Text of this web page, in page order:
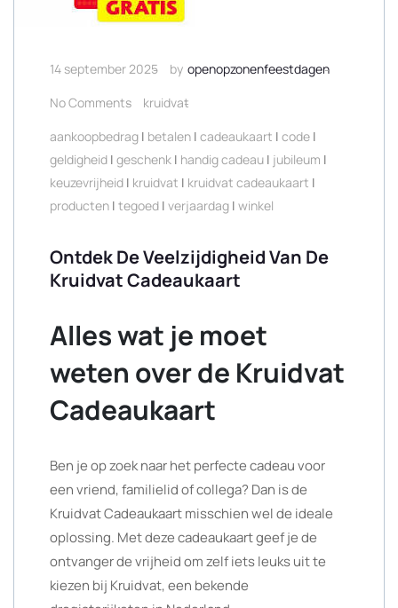
14 september 2025 by openopzonenfeestdagen
No Comments
kruidvat
aankoopbedrag | betalen | cadeaukaart | code |
geldigheid | geschenk | handig cadeau | jubileum |
keuzevrijheid | kruidvat | kruidvat cadeaukaart |
producten | tegoed | verjaardag | winkel
Ontdek De Veelzijdigheid Van De
Kruidvat Cadeaukaart
Alles wat je moet
weten over de Kruidvat
Cadeaukaart
Ben je op zoek naar het perfecte cadeau voor
een vriend, familielid of collega? Dan is de
Kruidvat Cadeaukaart misschien wel de ideale
oplossing. Met deze cadeaukaart geef je de
ontvanger de vrijheid om zelf iets leuks uit te
kiezen bij Kruidvat, een bekende